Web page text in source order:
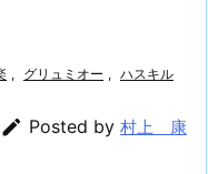
, グリュミオー , ハスキル
 Posted by 村上 康